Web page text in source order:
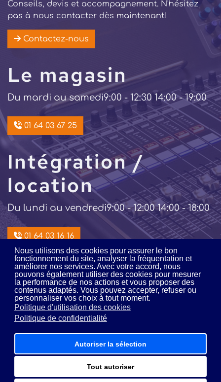
Nous utilisons des cookies pour assurer le bon
fonctionnement du site, analyser la fréquentation et
améliorer nos services. Avec votre accord, nous
pouvons également utiliser des cookies pour mesurer
la performance de nos actions et vous proposer des
contenus adaptés. Vous pouvez accepter, refuser ou
personnaliser vos choix à tout moment.
Politique d'utilisation des cookies
Politique de confidentialité
Autoriser la sélection
Tout autoriser
Conseils, devis et accompagnement. N'hésitez
pas à nous contacter dès maintenant!
Contactez-nous
Le magasin
Du mardi au samedi9:00 - 12:30 14:00 - 19:00
01 64 03 67 25
Intégration /
location
Du lundi au vendredi9:00 - 12:00 14:00 - 18:00
01 64 03 16 16
MDS Audio © 2026 - Tous droits réservés - Par l'agence
DevWeb
Mentions légales
Politique de confidentialité